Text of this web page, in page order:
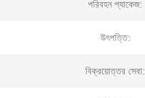
পরিবহন প্যাকেজ:
উৎপত্তি:
বিক্রয়োত্তর সেবা: